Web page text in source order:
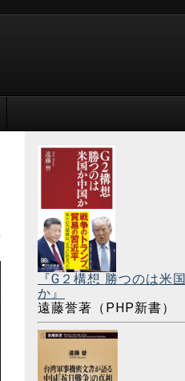
『G２構想 勝つのは米
か』
遠藤誉著（PHP新書）